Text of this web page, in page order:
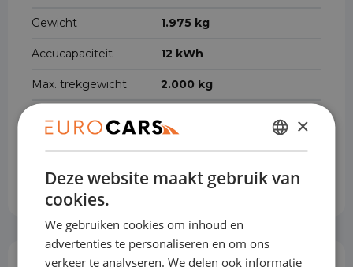
Gewicht 1.975 kg
Accucapaciteit 12 kWh
Max. trekgewicht 2.000 kg
Voertuiglengte 476 cm
DUTCH
ENGLISH
×
Deze website maakt gebruik van
cookies.
We gebruiken cookies om inhoud en
advertenties te personaliseren en om ons
verkeer te analyseren. We delen ook informatie